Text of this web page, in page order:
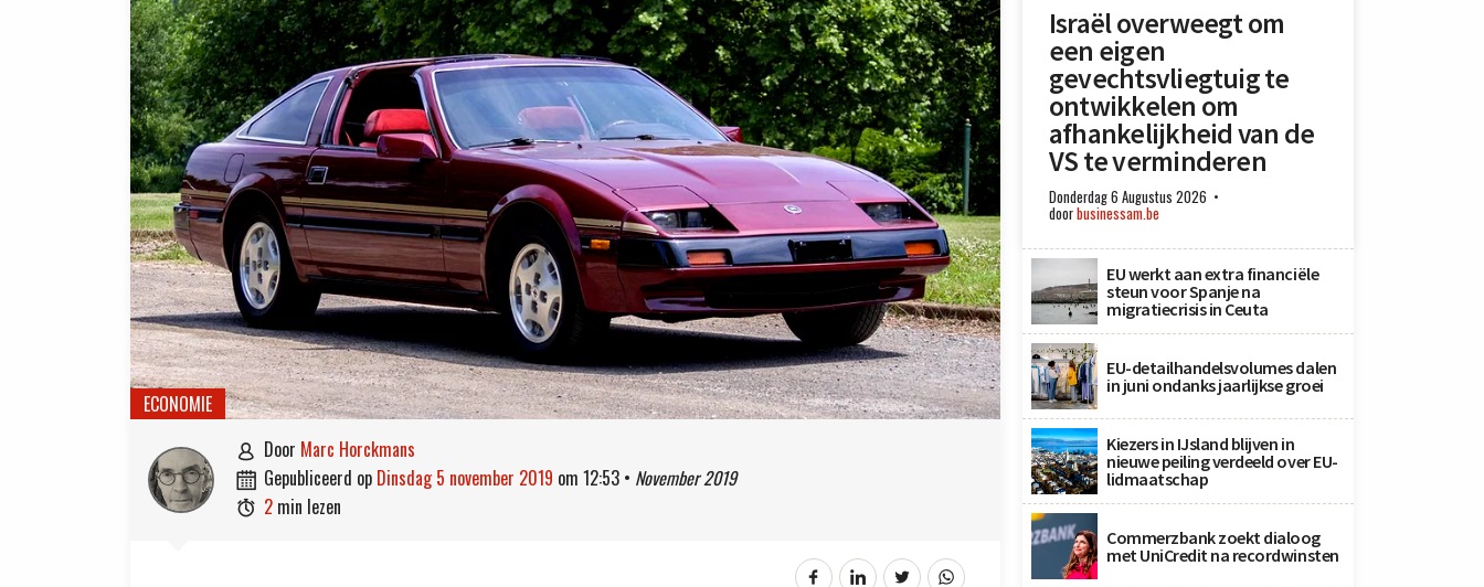
ECONOMIE
 door Marc Horckmans
 gepubliceerd op dinsdag 5 november 2019 om 12:53 • November 2019
 2 min lezen
Israël overweegt om
een eigen
gevechtsvliegtuig te
ontwikkelen om
afhankelijkheid van de
VS te verminderen
Donderdag 6 Augustus 2026
doorbusinessam.be
EU werkt aan extra financiële
steun voor Spanje na
migratiecrisis in Ceuta
EU-detailhandelsvolumes dalen
in juni ondanks jaarlijkse groei
Kiezers in IJsland blijven in
nieuwe peiling verdeeld over EU-
lidmaatschap
Commerzbank zoekt dialoog
met UniCredit na recordwinsten